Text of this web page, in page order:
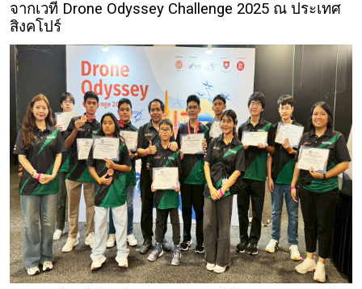
จากเวที Drone Odyssey Challenge 2025 ณ ประเทศ
สิงคโปร์